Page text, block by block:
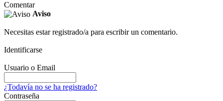
Comentar
Aviso
Necesitas estar registrado/a para escribir un comentario.
Identificarse
Usuario o Email
¿Todavía no se ha registrado?
Contraseña